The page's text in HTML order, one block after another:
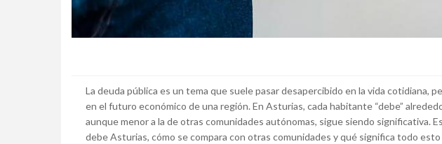
La deuda pública es un tema que suele pasar desapercibido en la vida cotidiana,
en el futuro económico de una región. En Asturias, cada habitante “debe”
aunque menor a la de otras comunidades autónomas, sigue siendo significativa.
debe Asturias, cómo se compara con otras comunidades y qué significa todo